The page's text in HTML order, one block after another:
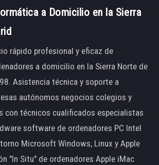
a Domicilio en la Sierra
rápido profesional y eficaz de
a domicilio en la Sierra Norte de
Asistencia técnica y soporte a
autónomos negocios colegios y
con técnicos cualificados especialistas
software de ordenadores PC Intel
Microsoft Windows, Linux y Apple
"In Situ" de ordenadores Apple iMac